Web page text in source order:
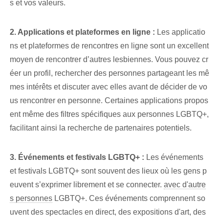
s et vos valeurs.
2. Applications et plateformes en ligne : Les applicatio
ns et plateformes de rencontres en ligne sont un excellent
moyen de rencontrer d’autres lesbiennes. Vous pouvez cr
éer un profil, rechercher des personnes partageant les mê
mes intérêts et discuter avec elles avant de décider de vo
us rencontrer en personne. Certaines applications propos
ent même des filtres spécifiques aux personnes LGBTQ+,
facilitant ainsi la recherche de partenaires potentiels.
3. ​Événements et festivals LGBTQ+ : Les événements
et festivals LGBTQ+ sont souvent des lieux où les gens p
euvent s’exprimer librement et se connecter. avec d'autre
s personnes LGBTQ+. Ces événements comprennent so
uvent des spectacles en direct, des expositions d'art, des